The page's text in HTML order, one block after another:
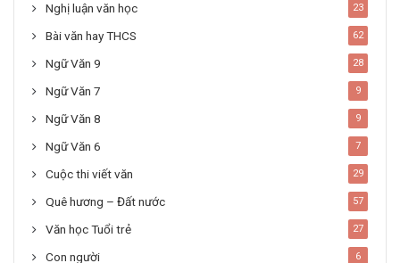
Nghị luận văn học 23
Bài văn hay THCS 62
Ngữ Văn 9 28
Ngữ Văn 7 9
Ngữ Văn 8 9
Ngữ Văn 6 7
Cuộc thi viết văn 29
Quê hương – Đất nước 57
Văn học Tuổi trẻ 27
Con người 6